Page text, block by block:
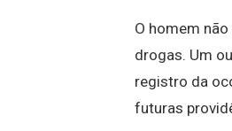
O homem
drogas. Um
registro da
futuras